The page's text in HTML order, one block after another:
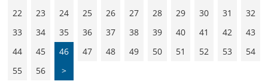
22
23 24 25 26 27 28 29 30 31
32
33
34 35 36 37 38 39 40 41 42
43
44
45 46 47 48 49 50 51 52 53
54
55
56 >